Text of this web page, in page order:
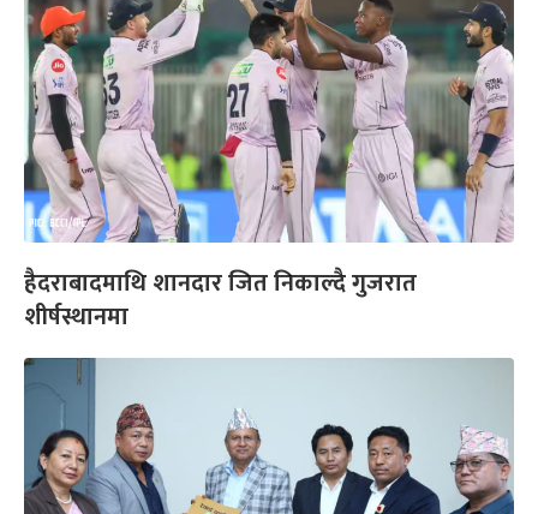
हैदराबादमाथि शानदार जित निकाल्दै गुजरात
शीर्षस्थानमा